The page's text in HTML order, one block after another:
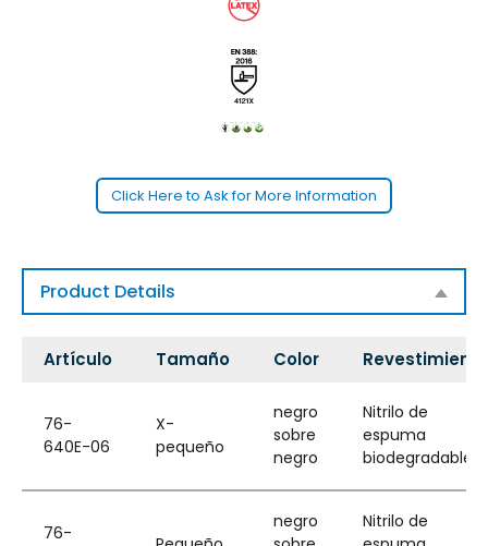
Click Here to Ask for More Information
Product Details
Artículo Tamaño Color Revestimiento
76-
640E-06
X-
pequeño
negro
sobre
negro
Nitrilo de
espuma
biodegradable
76-
negro
Nitrilo de